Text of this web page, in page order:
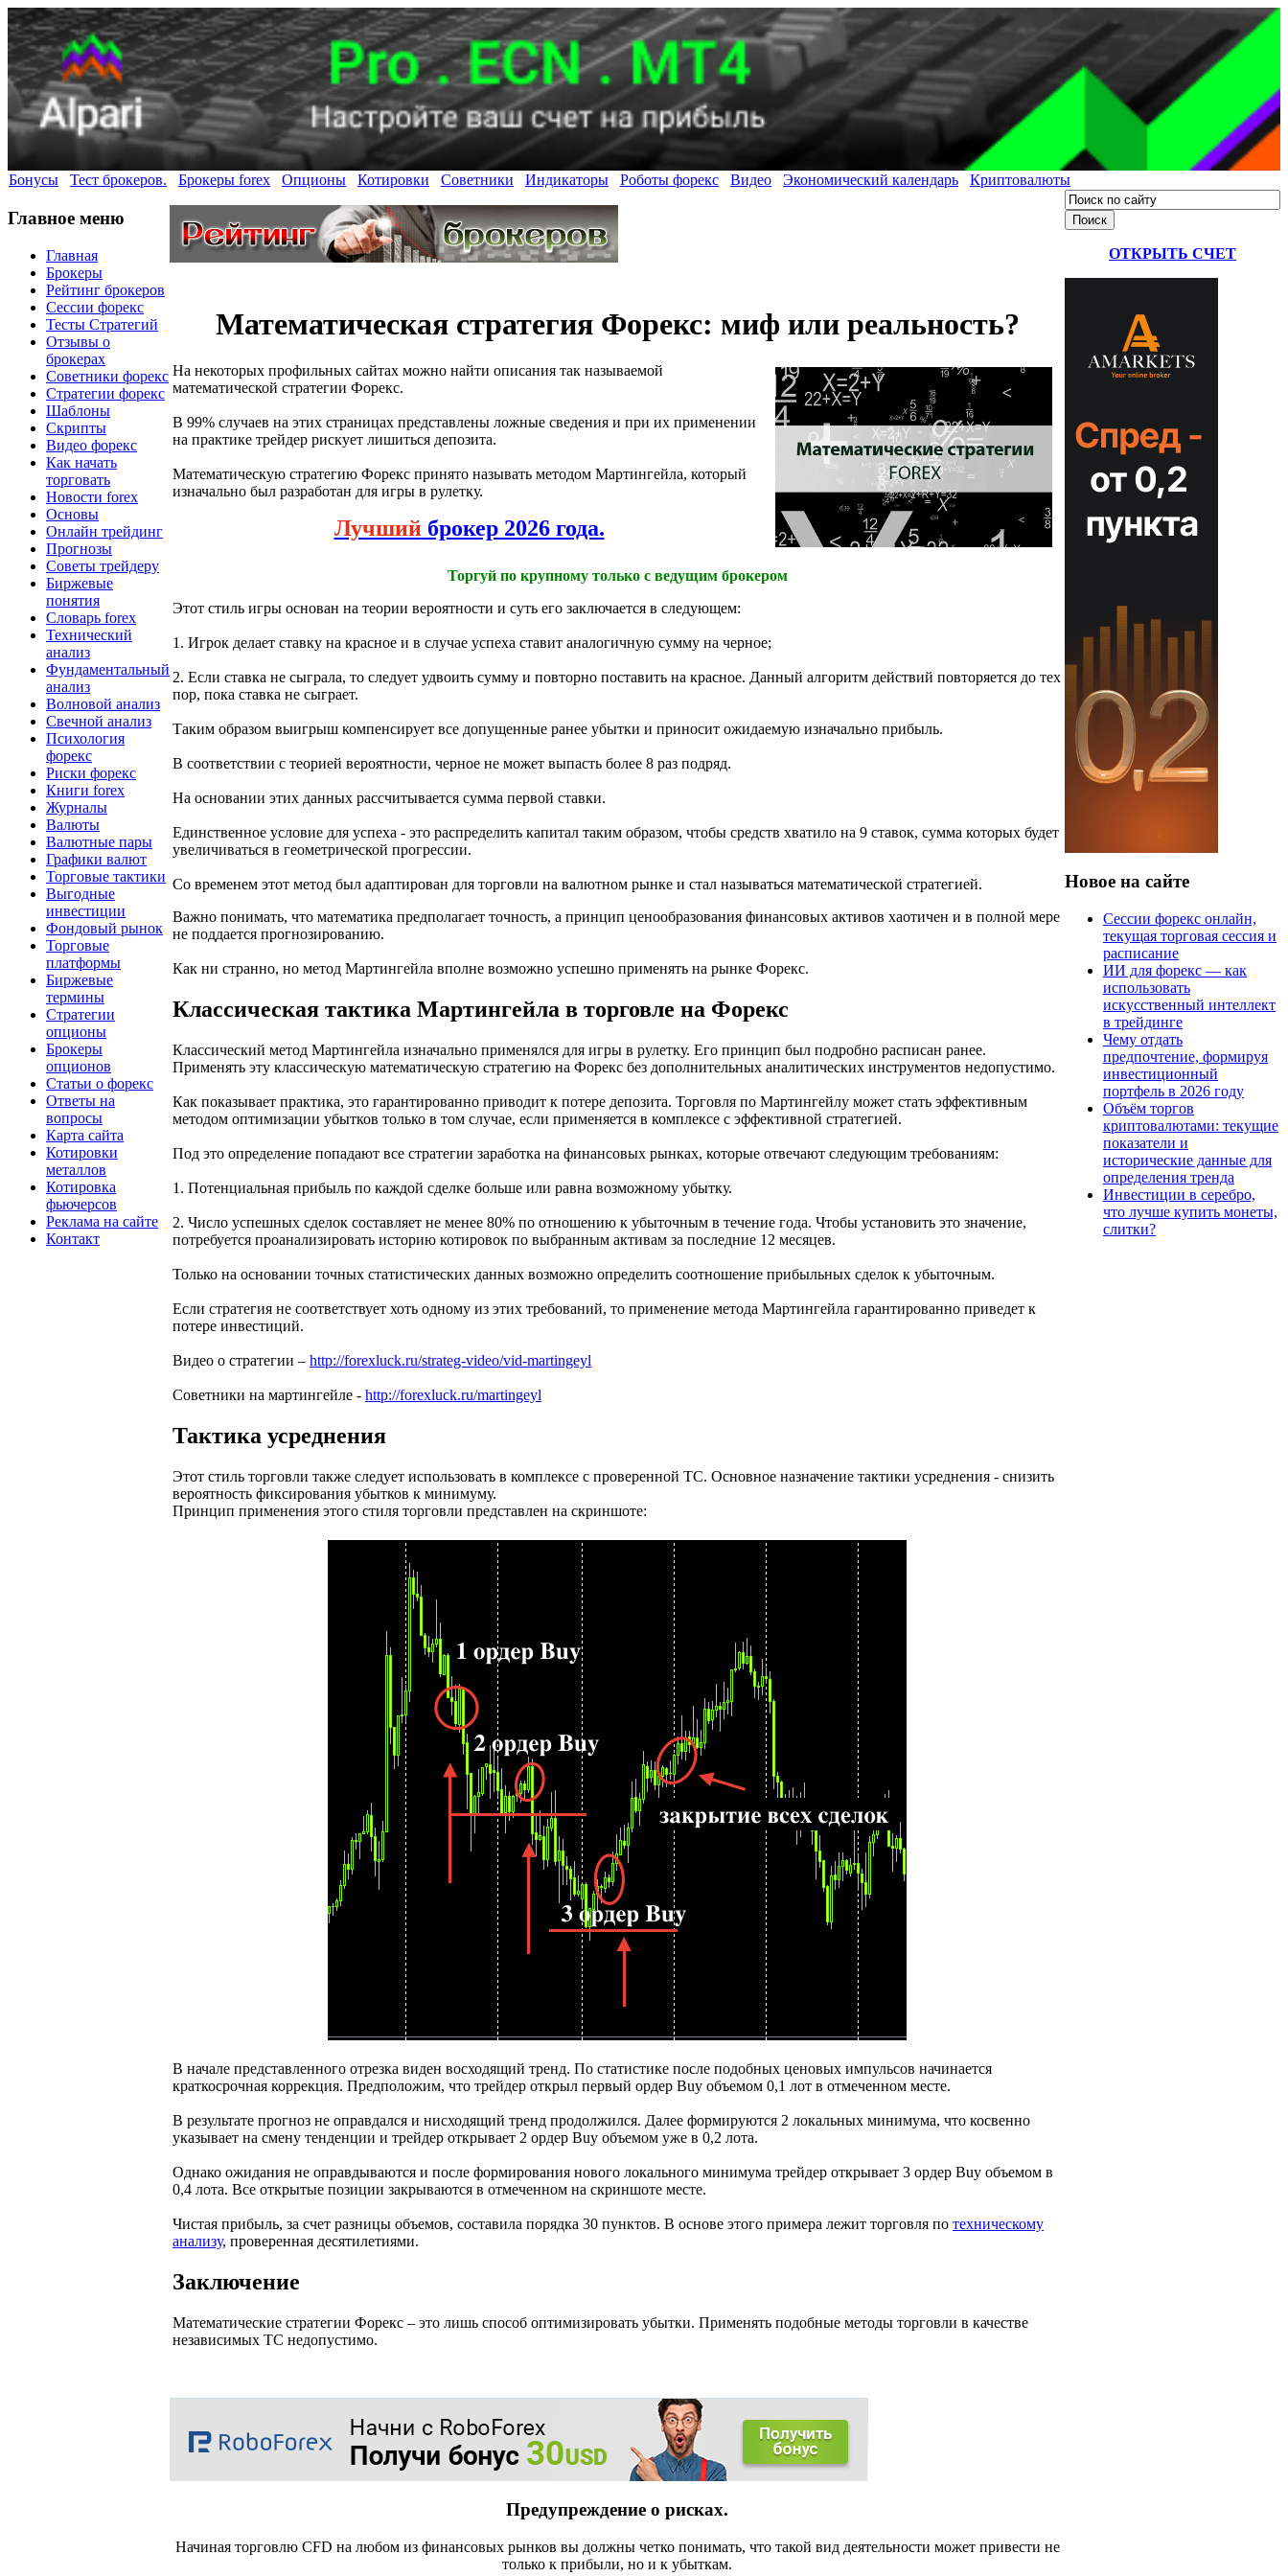
Бонусы Тест брокеров. Брокеры forex Опционы Котировки Советники Индикаторы Роботы форекс Видео Экономический календарь Криптовалюты
Главное меню
Главная
Брокеры
Рейтинг брокеров
Сессии форекс
Тесты Стратегий
Отзывы о
брокерах
Советники форекс
Стратегии форекс
Шаблоны
Скрипты
Видео форекс
Как начать
торговать
Новости forex
Основы
Онлайн трейдинг
Прогнозы
Советы трейдеру
Биржевые
понятия
Словарь forex
Технический
анализ
Фундаментальный
анализ
Волновой анализ
Свечной анализ
Психология
форекс
Риски форекс
Книги forex
Журналы
Валюты
Валютные пары
Графики валют
Торговые тактики
Выгодные
инвестиции
Фондовый рынок
Торговые
платформы
Биржевые
термины
Стратегии
опционы
Брокеры
опционов
Статьи о форекс
Ответы на
вопросы
Карта сайта
Котировки
металлов
Котировка
фьючерсов
Реклама на сайте
Контакт
Математическая стратегия Форекс: миф или реальность?
На некоторых профильных сайтах можно найти описания так называемой
математической стратегии Форекс.
В 99% случаев на этих страницах представлены ложные сведения и при их применении
на практике трейдер рискует лишиться депозита.
Математическую стратегию Форекс принято называть методом Мартингейла, который
изначально был разработан для игры в рулетку.
Лучшийброкер 2026 года.
Торгуй по крупному только с ведущим брокером
Этот стиль игры основан на теории вероятности и суть его заключается в следующем:
1. Игрок делает ставку на красное и в случае успеха ставит аналогичную сумму на черное;
2. Если ставка не сыграла, то следует удвоить сумму и повторно поставить на красное. Данный алгоритм действий повторяется до тех
пор, пока ставка не сыграет.
Таким образом выигрыш компенсирует все допущенные ранее убытки и приносит ожидаемую изначально прибыль.
В соответствии с теорией вероятности, черное не может выпасть более 8 раз подряд.
На основании этих данных рассчитывается сумма первой ставки.
Единственное условие для успеха - это распределить капитал таким образом, чтобы средств хватило на 9 ставок, сумма которых будет
увеличиваться в геометрической прогрессии.
Со временем этот метод был адаптирован для торговли на валютном рынке и стал называться математической стратегией.
Важно понимать, что математика предполагает точность, а принцип ценообразования финансовых активов хаотичен и в полной мере
не поддается прогнозированию.
Как ни странно, но метод Мартингейла вполне возможно успешно применять на рынке Форекс.
Классическая тактика Мартингейла в торговле на Форекс
Классический метод Мартингейла изначально применялся для игры в рулетку. Его принцип был подробно расписан ранее.
Применять эту классическую математическую стратегию на Форекс без дополнительных аналитических инструментов недопустимо.
Как показывает практика, это гарантированно приводит к потере депозита. Торговля по Мартингейлу может стать эффективным
методом оптимизации убытков только в том случае, если применяется в комплексе с эффективной стратегией.
Под это определение попадают все стратегии заработка на финансовых рынках, которые отвечают следующим требованиям:
1. Потенциальная прибыль по каждой сделке больше или равна возможному убытку.
2. Число успешных сделок составляет не менее 80% по отношению к убыточным в течение года. Чтобы установить это значение,
потребуется проанализировать историю котировок по выбранным активам за последние 12 месяцев.
Только на основании точных статистических данных возможно определить соотношение прибыльных сделок к убыточным.
Если стратегия не соответствует хоть одному из этих требований, то применение метода Мартингейла гарантированно приведет к
потере инвестиций.
Видео о стратегии – http://forexluck.ru/strateg-video/vid-martingeyl
Советники на мартингейле - http://forexluck.ru/martingeyl
Тактика усреднения
Этот стиль торговли также следует использовать в комплексе с проверенной ТС. Основное назначение тактики усреднения - снизить
вероятность фиксирования убытков к минимуму.
Принцип применения этого стиля торговли представлен на скриншоте:
В начале представленного отрезка виден восходящий тренд. По статистике после подобных ценовых импульсов начинается
краткосрочная коррекция. Предположим, что трейдер открыл первый ордер Buy объемом 0,1 лот в отмеченном месте.
В результате прогноз не оправдался и нисходящий тренд продолжился. Далее формируются 2 локальных минимума, что косвенно
указывает на смену тенденции и трейдер открывает 2 ордер Buy объемом уже в 0,2 лота.
Однако ожидания не оправдываются и после формирования нового локального минимума трейдер открывает 3 ордер Buy объемом в
0,4 лота. Все открытые позиции закрываются в отмеченном на скриншоте месте.
Чистая прибыль, за счет разницы объемов, составила порядка 30 пунктов. В основе этого примера лежит торговля по техническому
анализу, проверенная десятилетиями.
Заключение
Математические стратегии Форекс – это лишь способ оптимизировать убытки. Применять подобные методы торговли в качестве
независимых ТС недопустимо.
Предупреждение о рисках.
Начиная торговлю CFD на любом из финансовых рынков вы должны четко понимать, что такой вид деятельности может привести не
только к прибыли, но и к убыткам.
ОТКРЫТЬ СЧЕТ
Новое на сайте
Сессии форекс онлайн,
текущая торговая сессия и
расписание
ИИ для форекс — как
использовать
искусственный интеллект
в трейдинге
Чему отдать
предпочтение, формируя
инвестиционный
портфель в 2026 году
Объём торгов
криптовалютами: текущие
показатели и
исторические данные для
определения тренда
Инвестиции в серебро,
что лучше купить монеты,
слитки?